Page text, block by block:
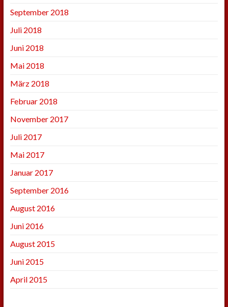
September 2018
Juli 2018
Juni 2018
Mai 2018
März 2018
Februar 2018
November 2017
Juli 2017
Mai 2017
Januar 2017
September 2016
August 2016
Juni 2016
August 2015
Juni 2015
April 2015